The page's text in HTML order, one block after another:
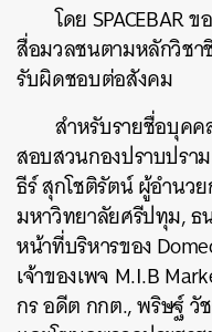
โดย SPACEBAR
สื่อมวลชนตามหลักวิชา
รับผิดชอบต่อสังคม
สำหรับรายชื่อบุค
สอบสวนกองปราบปรา
ธีร์ สุกโชติรัตน์ ผู้อำนว
มหาวิทยาลัยศรีปทุม, ธ
หน้าที่บริหารของ
เจ้าของเพจ M.I.B
กร อดีต กกต., พริษฐ์